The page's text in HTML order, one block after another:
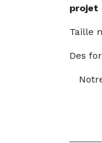
projet
Taille
Des